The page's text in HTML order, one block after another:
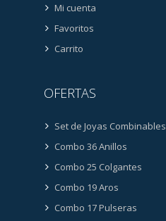
Mi cuenta
Favoritos
Carrito
OFERTAS
Set de Joyas Combinables
Combo 36 Anillos
Combo 25 Colgantes
Combo 19 Aros
Combo 17 Pulseras